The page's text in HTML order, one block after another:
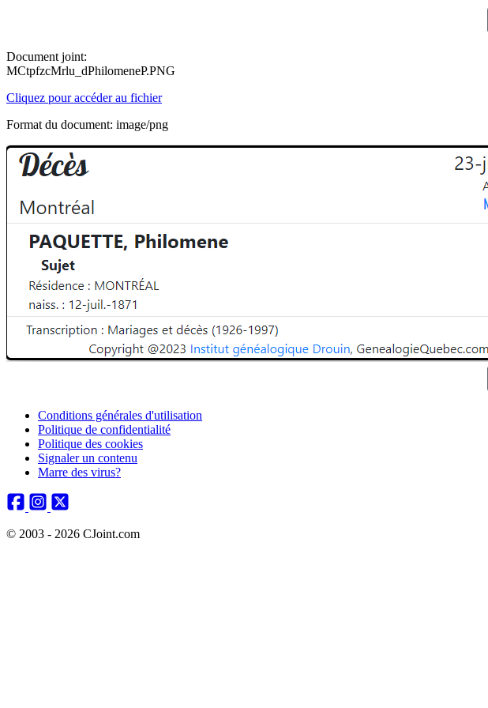
Document joint:
MCtpfzcMrlu_dPhilomeneP.PNG
Cliquez pour accéder au fichier
Format du document: image/png
Conditions générales d'utilisation
Politique de confidentialité
Politique des cookies
Signaler un contenu
Marre des virus?
© 2003 - 2026 CJoint.com